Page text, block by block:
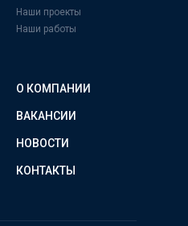
О КОМПАНИИ
ВАКАНСИИ
НОВОСТИ
КОНТАКТЫ
Наши проекты
Наши работы